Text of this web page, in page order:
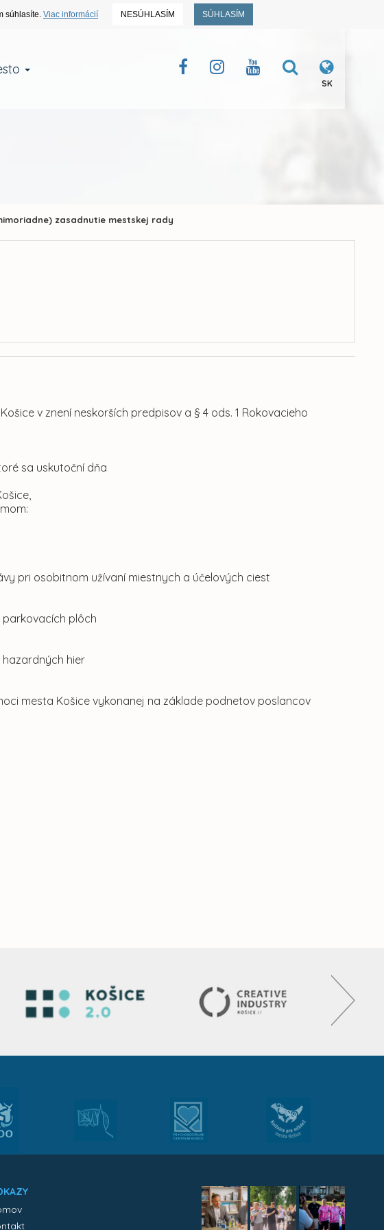
súhlasíte. Viac informácií NESÚHLASÍM SÚHLASÍM
SK
zasadnutie mestskej rady
v znení neskorších predpisov a § 4 ods. 1 Rokovacieho
sa uskutoční dňa
pri osobitnom užívaní miestnych a účelových ciest
parkovacích plôch
hazardných hier
mesta Košice vykonanej na základe podnetov poslancov